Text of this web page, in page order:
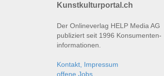
Kunstkulturportal.ch
Der Onlineverlag HELP Media AG
publiziert seit 1996 Konsumenten­
informationen.
Kontakt, Impressum
offene Jobs